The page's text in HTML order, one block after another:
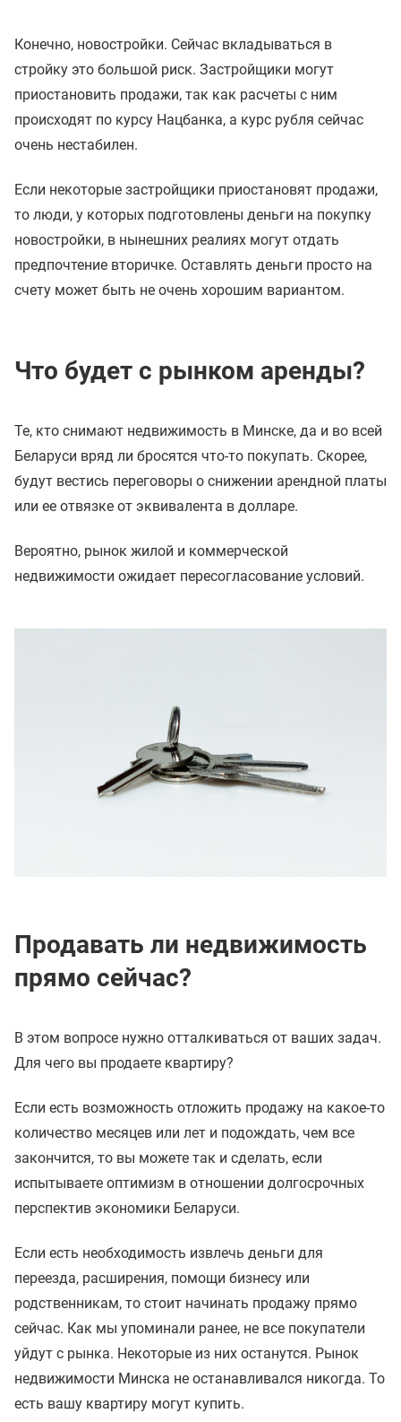
Конечно, новостройки. Сейчас вкладываться в
стройку это большой риск. Застройщики могут
приостановить продажи, так как расчеты с ним
происходят по курсу Нацбанка, а курс рубля сейчас
очень нестабилен.
Если некоторые застройщики приостановят продажи,
то люди, у которых подготовлены деньги на покупку
новостройки, в нынешних реалиях могут отдать
предпочтение вторичке. Оставлять деньги просто на
счету может быть не очень хорошим вариантом.
Что будет с рынком аренды?
Те, кто снимают недвижимость в Минске, да и во всей
Беларуси вряд ли бросятся что-то покупать. Скорее,
будут вестись переговоры о снижении арендной платы
или ее отвязке от эквивалента в долларе.
Вероятно, рынок жилой и коммерческой
недвижимости ожидает пересогласование условий.
Продавать ли недвижимость
прямо сейчас?
В этом вопросе нужно отталкиваться от ваших задач.
Для чего вы продаете квартиру?
Если есть возможность отложить продажу на какое-то
количество месяцев или лет и подождать, чем все
закончится, то вы можете так и сделать, если
испытываете оптимизм в отношении долгосрочных
перспектив экономики Беларуси.
Если есть необходимость извлечь деньги для
переезда, расширения, помощи бизнесу или
родственникам, то стоит начинать продажу прямо
сейчас. Как мы упоминали ранее, не все покупатели
уйдут с рынка. Некоторые из них останутся. Рынок
недвижимости Минска не останавливался никогда. То
есть вашу квартиру могут купить.